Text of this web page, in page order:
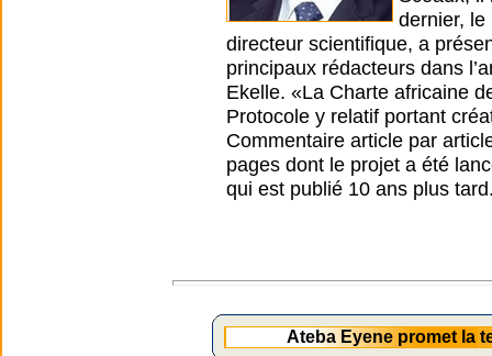
dernier, le
directeur scientifique, a
principaux rédacteurs dans
Ekelle. «La Charte africaine
Protocole y relatif portant
Commentaire article par
pages dont le projet a été
qui est publié 10 ans plus
Ateba Eyene promet la